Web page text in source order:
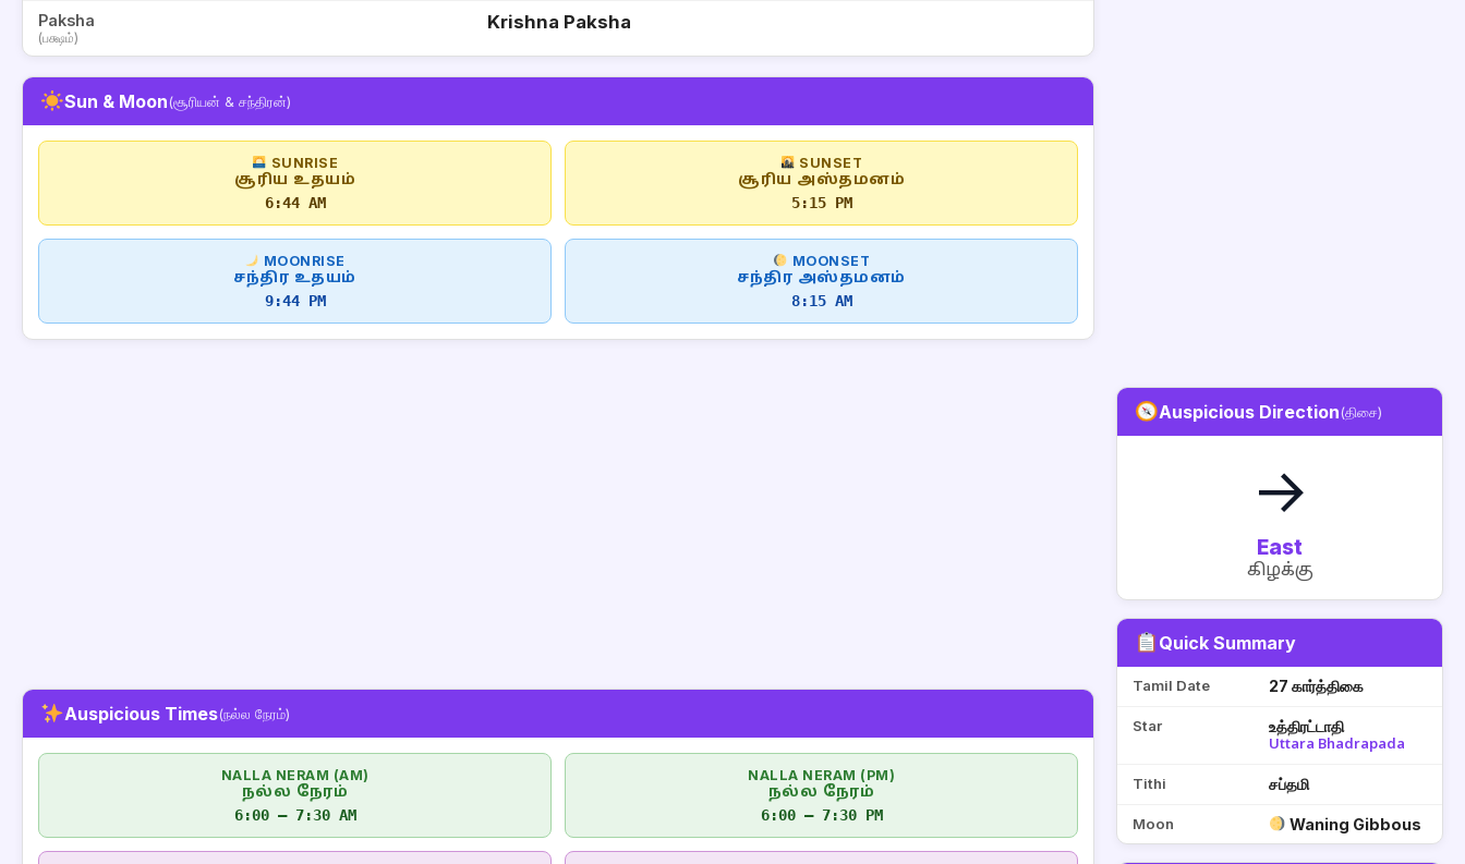
Paksha
(பக்ஷம்)
Krishna Paksha
Sun & Moon(சூரியன் & சந்திரன்)
SUNRISE
சூரிய உதயம்
6:44 AM
SUNSET
சூரிய அஸ்தமனம்
5:15 PM
MOONRISE
சந்திர உதயம்
9:44 PM
MOONSET
சந்திர அஸ்தமனம்
8:15 AM
Auspicious Times(நல்ல நேரம்)
NALLA NERAM (AM)
நல்ல நேரம்
6:00 – 7:30 AM
NALLA NERAM (PM)
நல்ல நேரம்
6:00 – 7:30 PM
Auspicious Direction(திசை)
→
East
கிழக்கு
Quick Summary
Tamil Date 27 கார்த்திகை
Star உத்திரட்டாதி
Uttara Bhadrapada
Tithi சப்தமி
Moon Waning Gibbous